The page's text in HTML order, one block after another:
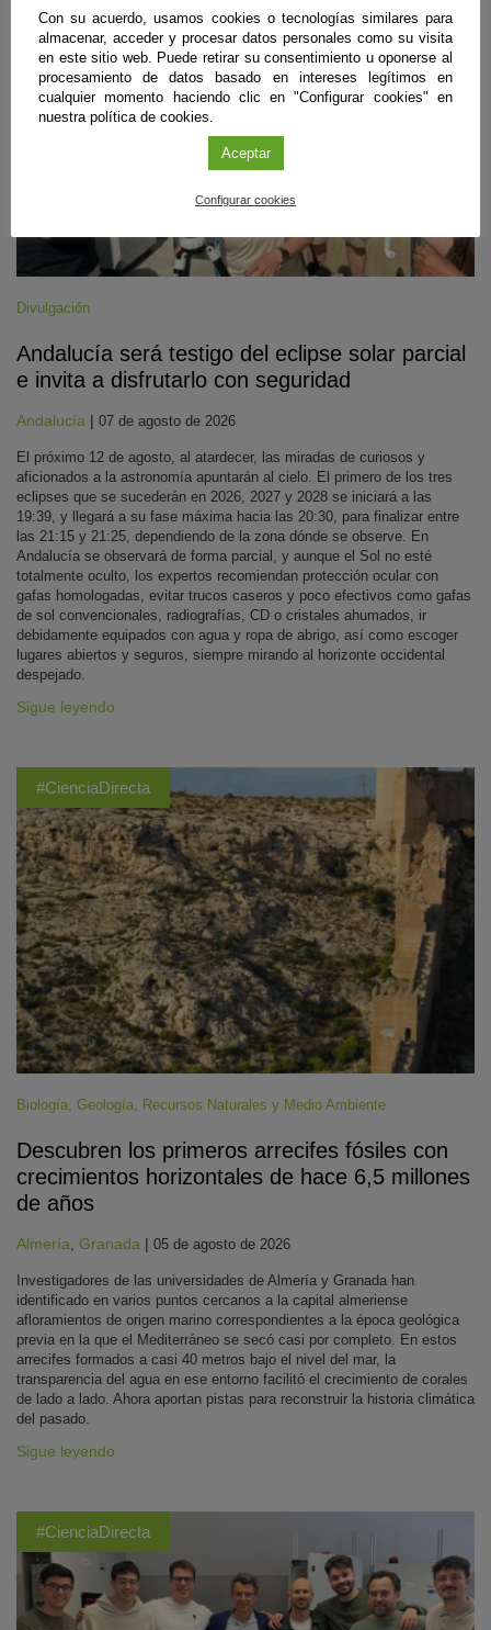
Divulgación
Andalucía será testigo del eclipse solar parcial
e invita a disfrutarlo con seguridad
Andalucía | 07 de agosto de 2026
El próximo 12 de agosto, al atardecer, las miradas de curiosos y
aficionados a la astronomía apuntarán al cielo. El primero de los tres
eclipses que se sucederán en 2026, 2027 y 2028 se iniciará a las
19:39, y llegará a su fase máxima hacia las 20:30, para finalizar entre
las 21:15 y 21:25, dependiendo de la zona dónde se observe. En
Andalucía se observará de forma parcial, y aunque el Sol no esté
totalmente oculto, los expertos recomiendan protección ocular con
gafas homologadas, evitar trucos caseros y poco efectivos como gafas
de sol convencionales, radiografías, CD o cristales ahumados, ir
debidamente equipados con agua y ropa de abrigo, así como escoger
lugares abiertos y seguros, siempre mirando al horizonte occidental
despejado.
Sigue leyendo
#CienciaDirecta
Biología Geología Recursos Naturales y Medio Ambiente
Descubren los primeros arrecifes fósiles con
crecimientos horizontales de hace 6,5 millones
de años
Almería Granada | 05 de agosto de 2026
Investigadores de las universidades de Almería y Granada han
identificado en varios puntos cercanos a la capital almeriense
afloramientos de origen marino correspondientes a la época geológica
previa en la que el Mediterráneo se secó casi por completo. En estos
arrecifes formados a casi 40 metros bajo el nivel del mar, la
transparencia del agua en ese entorno facilitó el crecimiento de corales
de lado a lado. Ahora aportan pistas para reconstruir la historia climática
del pasado.
Sigue leyendo
#CienciaDirecta
Con su acuerdo, usamos cookies o tecnologías similares para
almacenar, acceder y procesar datos personales como su visita
en este sitio web. Puede retirar su consentimiento u oponerse al
procesamiento de datos basado en intereses legítimos en
cualquier momento haciendo clic en "Configurar cookies" en
nuestra política de cookies.
Aceptar
Configurar cookies